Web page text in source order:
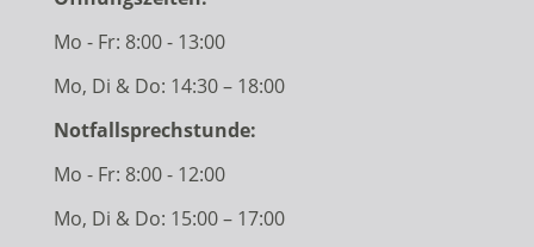
Mo - Fr: 8:00 - 13:00
Mo, Di & Do: 14:30 – 18:00
Notfallsprechstunde:
Mo - Fr: 8:00 - 12:00
Mo, Di & Do: 15:00 – 17:00